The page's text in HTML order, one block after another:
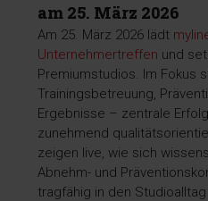
am 25. März 2026
Am 25. März 2026 lädt
Unternehmertreffen und
Premiumstudios. Im Fokus
Trainingsbetreuung,
Ergebnisse – zentrale
zunehmend
zeigen live, wie sich
Abnehm- und
tragfähig in den